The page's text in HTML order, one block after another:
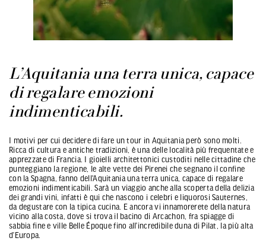
L’Aquitania una terra unica, capace
di regalare emozioni
indimenticabili.
I motivi per cui decidere di fare un tour in Aquitania però sono molti.
Ricca di cultura e antiche tradizioni, è una delle località più frequentate e
apprezzate di Francia. I gioielli architettonici custoditi nelle cittadine che
punteggiano la regione, le alte vette dei Pirenei che segnano il confine
con la Spagna, fanno dell'Aquitania una terra unica, capace di regalare
emozioni indimenticabili. Sarà un viaggio anche alla scoperta della delizia
dei grandi vini, infatti è qui che nascono i celebri e liquorosi Sauternes,
da degustare con la tipica cucina. E ancora vi innamorerete della natura
vicino alla costa, dove si trova il bacino di Arcachon, fra spiagge di
sabbia fine e ville Belle Époque fino all’incredibile duna di Pilat, la più alta
d’Europa.